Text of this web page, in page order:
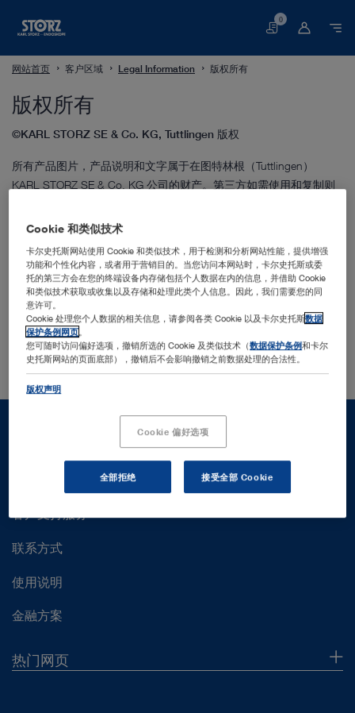
购
车
0
网站首页 客户区域 Legal Information 版权所有
版权所有
©KARL STORZ SE & Co. KG, Tuttlingen 版权
所有产品图片，产品说明和文字属于在图特林根（Tuttlingen）
KARL STORZ SE & Co. KG 公司的财产。第三方如需使用和复制则
我们将保留所有权利。
Icons © 2021 Luca Burgio – MIT License
Details
联系方式
使用说明
金融方案
热门网页
Cookie 和类似技术
卡尔史托斯网站使用 Cookie 和类似技术，用于检测和分析网站性能，提供增强
功能和个性化内容，或者用于营销目的。当您访问本网站时，卡尔史托斯或委
托的第三方会在您的终端设备内存储包括个人数据在内的信息，并借助 Cookie
和类似技术获取或收集以及存储和处理此类个人信息。因此，我们需要您的同
意许可。
Cookie 处理您个人数据的相关信息，请参阅各类 Cookie 以及卡尔史托斯数据
保护条例网页
您可随时访问偏好选项，撤销所选的 Cookie 及类似技术（数据保护条例和卡尔
史托斯网站的页面底部），撤销后不会影响撤销之前数据处理的合法性。
版权声明
Cookie 偏好选项
全部拒绝 接受全部 Cookie